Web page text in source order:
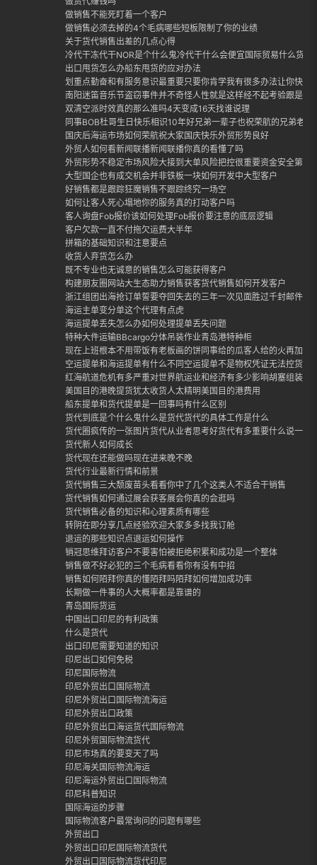
做销售不能死盯着一个客户
做销售必须去掉的4个毛病哪些短板限制了你的业绩
关于货代销售出差的几点心得
冷代干冻代干NOR是个什么鬼冷代干什么会便宜国际贸易什么货适
出口甩货怎么办船东甩货的应对办法
划重点勤奋和有服务意识最重要只要你肯学我有很多办法让你快
南阳迷笛音乐节盗窃事件并不奇怪人性就是这样经不起考验跟是否
双清空派时效真的那么准吗4天变成16天找谁说理
同事BOB杜哥生日快乐相识10年好兄弟一辈子也祝荣航的兄弟老
国庆后海运市场如何荣航祝大家国庆快乐外贸形势良好
外贸人如何看新闻联播新闻联播你真的看懂了吗
外贸形势不稳定市场风险大接到大单风险把控很重要资金安全第一
大型国企也有成交机会并非铁板一块如何开发中大型客户
好销售都是跟踪狂魔销售不跟踪终究一场空
如何让客人死心塌地你的服务真的打动客户吗
客人询盘Fob报价该如何处理Fob报价要注意的底层逻辑
客户欠款一直不付拖欠运费大半年
拼箱的基础知识和注意要点
收货人弃货怎么办
既不专业也无诚意的销售怎么可能获得客户
构建朋友圈网站大生态助力销售获客货代销售如何开发客户
浙江组团出海抢订单誓要夺回失去的三年一次见面胜过千封邮件外
海运主单变分单这个代理有点虎
海运提单丢失怎么办如何处理提单丢失问题
特种大件运输BBcargo分体吊装作业青岛港特种柜
现在上班根本不用带饭有老板画的饼同事给的瓜客人给的火再加上
空运提单和海运提单有什么不同空运提单不是物权凭证无法控货
红海航道危机有多严重对世界航运业和经济有多少影响胡塞组装封
美国目的港晚提货犹太收货人太精明美国目的港费用
船东提单和货代提单是一回事吗有什么区别
货代到底是个什么鬼什么是货代货代的具体工作是什么
货代圈疯传的一张图片货代从业者思考好货代有多重要什么说一定
货代新人如何成长
货代现在还能做吗现在进来晚不晚
货代行业最新行情和前景
货代销售三大颓废苗头看看你中了几个这类人不适合干销售
货代销售如何通过展会获客展会你真的会逛吗
货代销售必备的知识和心理素质有哪些
转阴在即分享几点经验欢迎大家多多找我订舱
退运的那些知识点退运如何操作
销冠思维拜访客户不要害怕被拒绝积累和成功是一个整体
销售做不好必犯的三个毛病看看你有没有中招
销售如何陌拜你真的懂陌拜吗陌拜如何增加成功率
长期做一件事的人大概率都是靠谱的
青岛国际货运
中国出口印尼的有利政策
什么是货代
出口印尼需要知道的知识
印尼出口如何免税
印尼国际物流
印尼外贸出口国际物流
印尼外贸出口国际物流海运
印尼外贸出口政策
印尼外贸出口海运货代国际物流
印尼外贸国际物流货代
印尼市场真的要变天了吗
印尼海关国际物流海运
印尼海运外贸出口国际物流
印尼科普知识
国际海运的步骤
国际物流客户最常询问的问题有哪些
外贸出口
外贸出口印尼国际物流货代
外贸出口国际物流货代印尼